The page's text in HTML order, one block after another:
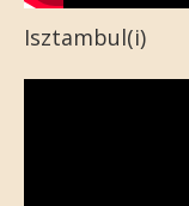
Isztambul(i)